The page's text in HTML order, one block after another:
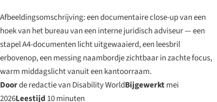
Afbeeldingsomschrijving: een documentaire close-up van een
hoek van het bureau van een interne juridisch adviseur — een
stapel A4-documenten licht uitgewaaierd, een leesbril
erbovenop, een messing naambordje zichtbaar in zachte focus,
warm middagslicht vanuit een kantoorraam.
Doorde redactie van Disability WorldBijgewerktmei
2026Leestijd 10 minuten